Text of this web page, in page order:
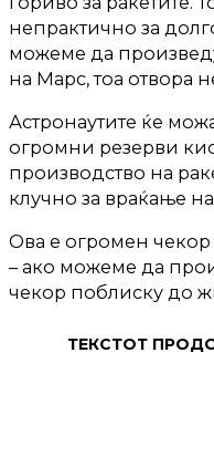
непрактично за
можеме да
на Марс, тоа отвора
Астронаутите ќе
огромни резерви
производство на
клучно за враќање
Ова е огромен
– ако можеме да
чекор поблиску до
ТЕКСТОТ